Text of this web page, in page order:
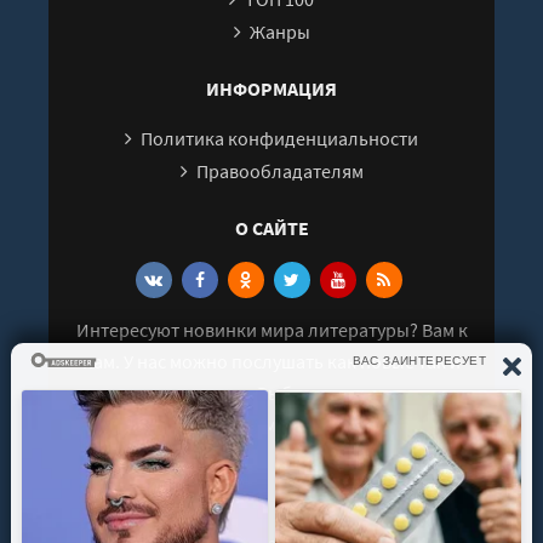
Жанры
ИНФОРМАЦИЯ
Политика конфиденциальности
Правообладателям
О САЙТЕ
Интересуют новинки мира литературы? Вам к
нам. У нас можно послушать как новые так и
старые аудиокниги. Выбрать и поделиться с
друзьями лучшими аудиокнигами!